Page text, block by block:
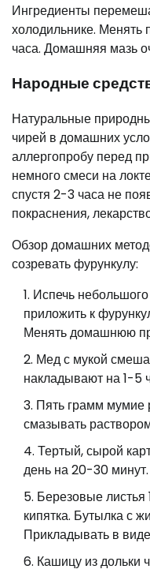
Ингредиенты
холодильнике. Менять
часа. Домашняя мазь
Народные
Натуральные
чирей в домашних
аллергопробу перед
немного смеси на
спустя 2-3 часа не
покраснения,
Обзор домашних
созревать фурункулу:
Испечь
приложить к
Менять домашнюю
Мед с мукой
накладывают на 1-5
Пять грамм мумие
смазывать
Тертый, сырой
день на 20-30 минут.
Березовые
кипятка. Бутылка с
Прикладывать в
Кашицу из дольки